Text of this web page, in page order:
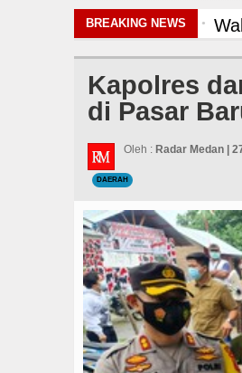
BREAKING NEWS
Kapolres
di Pasar
Oleh : Radar Medan |
DAERAH